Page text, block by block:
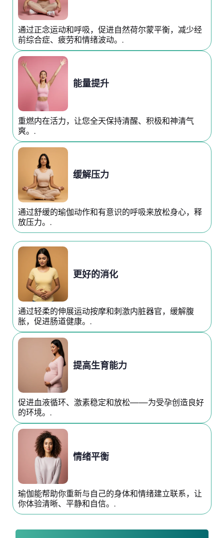
通过正念运动和呼吸，促进自然荷尔蒙平衡，减少经
前综合症、疲劳和情绪波动。.
能量提升
重燃内在活力，让您全天保持清醒、积极和神清气
爽。.
缓解压力
通过舒缓的瑜伽动作和有意识的呼吸来放松身心，释
放压力。.
更好的消化
通过轻柔的伸展运动按摩和刺激内脏器官，缓解腹
胀，促进肠道健康。.
提高生育能力
促进血液循环、激素稳定和放松——为受孕创造良好
的环境。.
情绪平衡
瑜伽能帮助你重新与自己的身体和情绪建立联系，让
你体验清晰、平静和自信。.